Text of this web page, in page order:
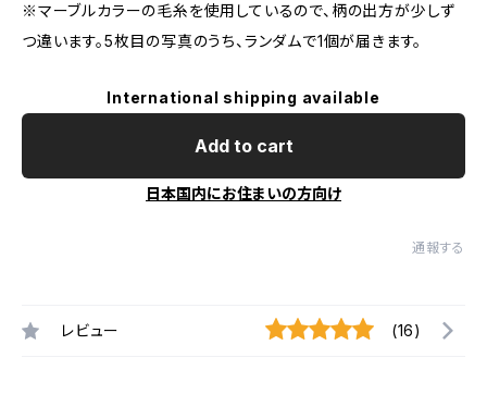
※マーブルカラーの毛糸を使用しているので、柄の出方が少しず
つ違います。5枚目の写真のうち、ランダムで1個が届きます。
International shipping available
Add to cart
日本国内にお住まいの方向け
通報する
レビュー (16)